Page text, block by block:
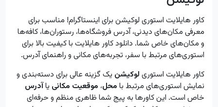
کاور هایلایت استوری لوکیشن برای اینستاگرام! مناسب برای
معرفی مکان‌های دیدنی، آدرس فروشگاه‌ها، رستوران‌ها، کافه‌ها
و مکان‌های خاص شما. دانلود کاور هایلایت با کیفیت بالا برای
استوری‌های مرتبط با سفر، تجربه‌های مکانی و راهنمای آدرس.
کاور هایلایت استوری لوکیشن یک گزینه عالی برای دسته‌بندی و
نمایش استوری‌های مرتبط با محل، موقعیت مکانی یاآدرس
خاص است. این کاورها به پیج شما ظاهری منظم و حرفه‌ای